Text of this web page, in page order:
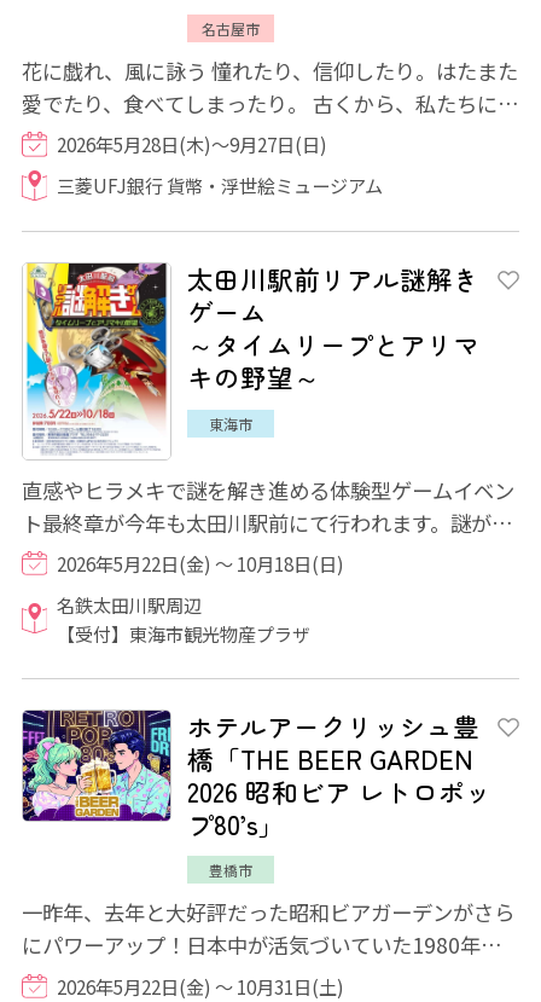
名古屋市
花に戯れ、風に詠う 憧れたり、信仰したり。はたまた
愛でたり、食べてしまったり。 古くから、私たちにと
って身近な小さな命である「鳥」。天空...
2026年5月28日(木)～9月27日(日)
三菱UFJ銀行 貨幣・浮世絵ミュージアム
太田川駅前リアル謎解き
ゲーム
～タイムリープとアリマ
キの野望～
東海市
直感やヒラメキで謎を解き進める体験型ゲームイベン
ト最終章が今年も太田川駅前にて行われます。謎が解
けた時の快感や、非日常的な体験をお楽しみ...
2026年5月22日(金) ～ 10月18日(日)
名鉄太田川駅周辺
【受付】東海市観光物産プラザ
ホテルアークリッシュ豊
橋「THE BEER GARDEN
2026 昭和ビア レトロポッ
プ80’s」
豊橋市
一昨年、去年と大好評だった昭和ビアガーデンがさら
にパワーアップ！日本中が活気づいていた1980年
代。あの頃にタイムスリップ！？ そんな気分を...
2026年5月22日(金) ～ 10月31日(土)